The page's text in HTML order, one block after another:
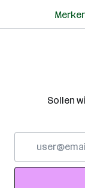
Sollen
Adresse